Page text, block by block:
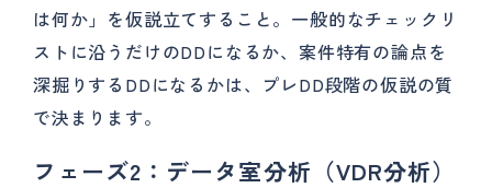
は何か」を仮説立てすること。一般的なチェックリ
ストに沿うだけのDDになるか、案件特有の論点を
深掘りするDDになるかは、プレDD段階の仮説の質
で決まります。
フェーズ2：データ室分析（VDR分析）